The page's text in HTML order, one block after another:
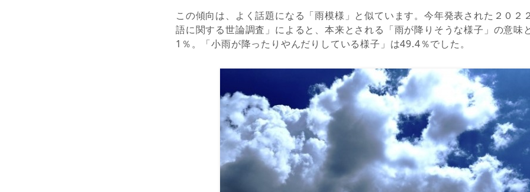
この傾向は、よく話題になる「雨模様」と似ています。今年発表された２０２
語に関する世論調査」によると、本来とされる「雨が降りそうな様子」の意味
1％。「小雨が降ったりやんだりしている様子」は49.4％でした。